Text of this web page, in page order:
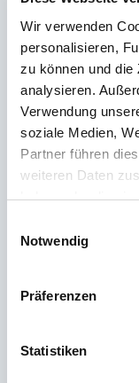
Wir verwenden
personalisieren,
zu können und die
analysieren.
Verwendung
soziale Medien,
Partner führen
weiteren Daten
haben oder die
Notwendig
Präferenzen
Statistiken
podporou – rychle,
technické detaily,
24/7 podpora
Telefon
+49 (0) 800 22 77
Email